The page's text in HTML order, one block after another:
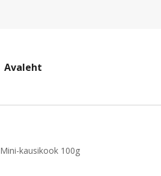
Avaleht
Mini-kausikook 100g